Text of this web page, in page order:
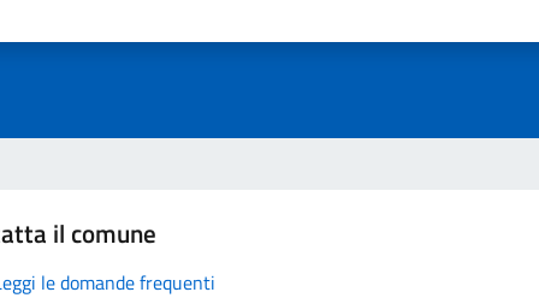
il comune
le domande frequenti